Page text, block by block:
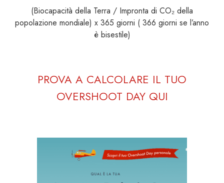
(Biocapacità della Terra / Impronta di CO₂ della
popolazione mondiale) x 365 giorni ( 366 giorni se l’anno
è bisestile)
PROVA A CALCOLARE IL TUO
OVERSHOOT DAY QUI